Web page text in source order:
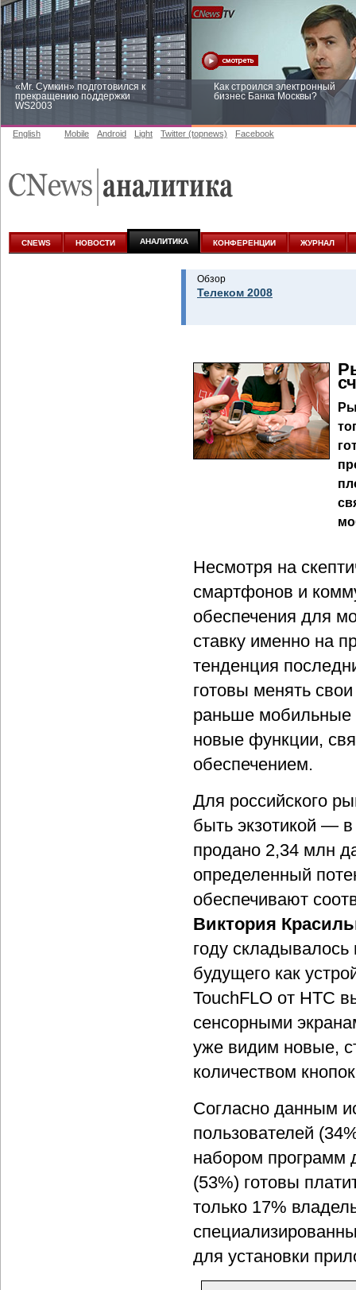
«Mr. Сумкин» подготовился к
прекращению поддержки
WS2003
Как строился электронный
бизнес Банка Москвы?
аналитике
English Mobile Android Light Twitter (topnews) Facebook
CNEWS НОВОСТИ АНАЛИТИКА КОНФЕРЕНЦИИ ЖУРНАЛ
Обзор
Телеком 2008
Несмотря на
смартфонов и
обеспечения для
ставку именно на
тенденция
готовы менять
раньше мобильные
новые функции,
обеспечением.
Для российского
быть экзотикой —
продано 2,34 млн
определенный
обеспечивают
Виктория
году
будущего как
TouchFLO от HTC
сенсорными
уже видим новые,
количеством
Согласно данным
пользователей
набором программ
(53%) готовы
только 17%
для установки